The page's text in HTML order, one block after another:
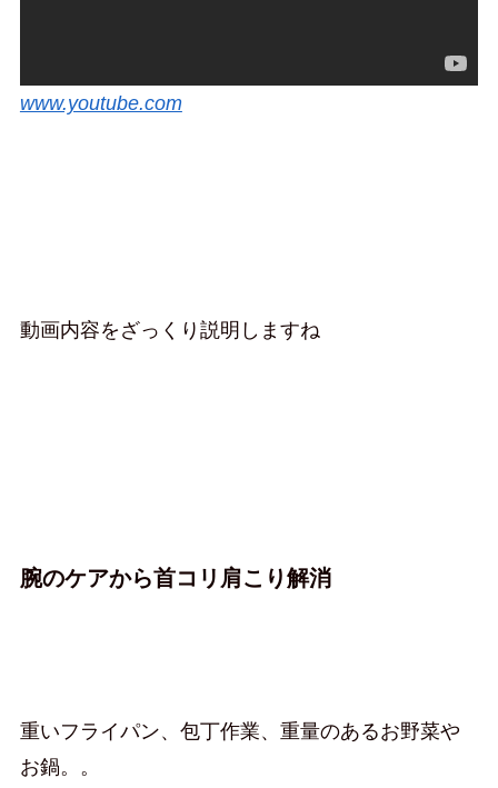
www.youtube.com
動画内容をざっくり説明しますね
腕のケアから首コリ肩こり解消
重いフライパン、包丁作業、重量のあるお野菜や
お鍋。。